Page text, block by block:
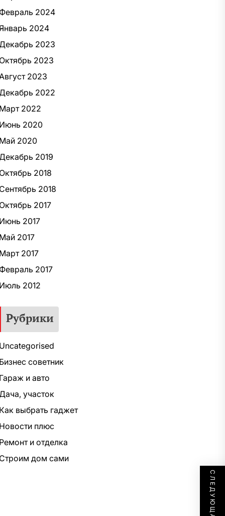
Февраль 2024
2024
2023
Октябрь 2023
2023
2022
Март 2022
Июнь 2020
Май 2020
2019
Октябрь 2018
Сентябрь 2018
Октябрь 2017
Июнь 2017
Май 2017
Март 2017
Февраль 2017
Июль 2012
Рубрики
Uncategorised
Бизнес советник
Гараж и авто
участок
Как выбрать гаджет
Новости плюс
Ремонт и отделка
Строим дом сами